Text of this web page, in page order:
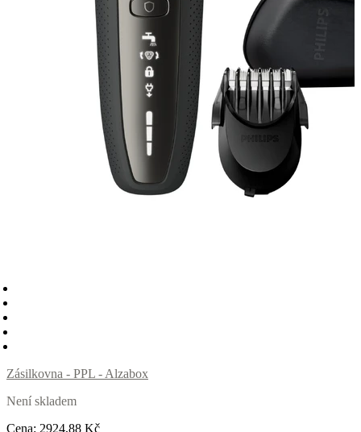
Zásilkovna - PPL - Alzabox
Není skladem
Cena: 2924,88 Kč